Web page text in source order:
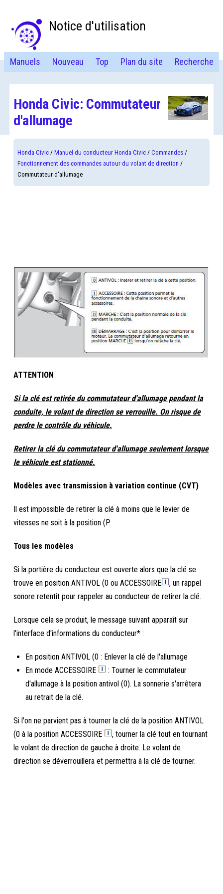
Notice d'utilisation
Manuels Nouveau Top Plan du site Recherche
Honda Civic: Commutateur
d'allumage
Honda Civic /Manuel du conducteur Honda Civic /Commandes /
Fonctionnement des commandes autour du volant de direction /
Commutateur d'allumage
ATTENTION
Si la clé est retirée du commutateur d'allumage pendant la
conduite, le volant de direction se verrouille. On risque de
perdre le contrôle du véhicule.
Retirer la clé du commutateur d'allumage seulement lorsque
le véhicule est stationné.
Modèles avec transmission à variation continue (CVT)
Il est impossible de retirer la clé à moins que le levier de
vitesses ne soit à la position (P.
Tous les modèles
Si la portière du conducteur est ouverte alors que la clé se
trouve en position ANTIVOL (0 ou ACCESSOIRE
, un rappel
sonore retentit pour rappeler au conducteur de retirer la clé.
Lorsque cela se produit, le message suivant apparaît sur
l'interface d'informations du conducteur* :
En position ANTIVOL (0 : Enlever la clé de l'allumage
En mode ACCESSOIRE
: Tourner le commutateur
d'allumage à la position antivol (0). La sonnerie s'arrêtera
au retrait de la clé.
Si l'on ne parvient pas à tourner la clé de la position ANTIVOL
(0 à la position ACCESSOIRE
, tourner la clé tout en tournant
le volant de direction de gauche à droite. Le volant de
direction se déverrouillera et permettra à la clé de tourner.